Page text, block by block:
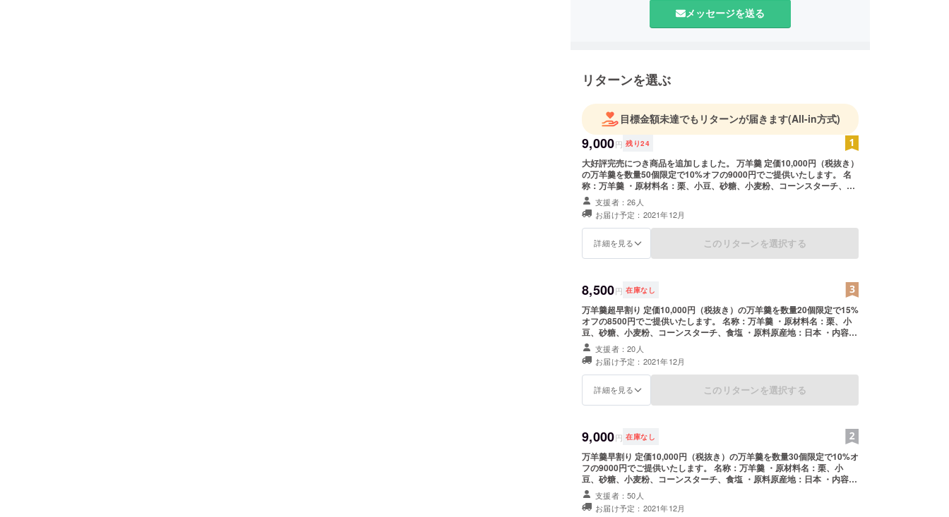
そして、和菓子は五感の芸術とも言われ今も日本人の生活に
根ざしています。
摯に向き合い、日本の伝統、日本文化の素晴らしさを、お菓
子を通して全ての人達の笑顔を未来へ繋いでいくこと。
「笑顔と伝統を未来へ」
を信念とし、日々精進してまいります。
御菓子司 風月堂
三代目 藤田浩一
メッセージを送る
リターンを選ぶ
目標金額未達でもリターンが届きます(All-in方式)
9,000円 残り24
大好評完売につき商品を追加しました。 万羊羹 定価10,000円（税抜き）
の万羊羹を数量50個限定で10%オフの9000円でご提供いたします。 名
称：万羊羹 ・原材料名：栗、小豆、砂糖、小麦粉、コーンスターチ、食
塩 ・原料原産地：日本 ・内容量：500ｇ ・保存方法：直射日光、高温多
湿を避け、２０℃以下の涼しい場所に保管してください。開封後の保存
は冷蔵庫で保管しお早めにお召し上がりください。 ・添加物表示：無し
・アレルギー表示：小麦粉
支援者：26人
お届け予定：2021年12月
詳細を見る このリターンを選択する
8,500円 在庫なし
万羊羹超早割り 定価10,000円（税抜き）の万羊羹を数量20個限定で15%
オフの8500円でご提供いたします。 名称：万羊羹 ・原材料名：栗、小
豆、砂糖、小麦粉、コーンスターチ、食塩 ・原料原産地：日本 ・内容
量：500ｇ ・保存方法：直射日光、高温多湿を避け、２０℃以下の涼し
い場所に保管してください。開封後の保存は冷蔵庫で保管しお早めにお
召し上がりください。 ・添加物表示：無し ・アレルギー表示：小麦粉
支援者：20人
お届け予定：2021年12月
詳細を見る このリターンを選択する
9,000円 在庫なし
万羊羹早割り 定価10,000円（税抜き）の万羊羹を数量30個限定で10%オ
フの9000円でご提供いたします。 名称：万羊羹 ・原材料名：栗、小
豆、砂糖、小麦粉、コーンスターチ、食塩 ・原料原産地：日本 ・内容
量：500ｇ ・保存方法：直射日光、高温多湿を避け、２０℃以下の涼し
い場所に保管してください。開封後の保存は冷蔵庫で保管しお早めにお
召し上がりください。 ・添加物表示：無し ・アレルギー表示：小麦粉
支援者：50人
お届け予定：2021年12月